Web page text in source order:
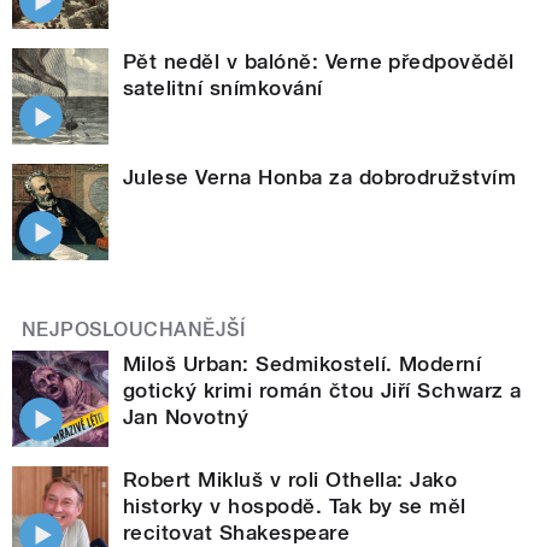
Pět neděl v balóně: Verne předpověděl
satelitní snímkování
Julese Verna Honba za dobrodružstvím
NEJPOSLOUCHANĚJŠÍ
Miloš Urban: Sedmikostelí. Moderní
gotický krimi román čtou Jiří Schwarz a
Jan Novotný
Robert Mikluš v roli Othella: Jako
historky v hospodě. Tak by se měl
recitovat Shakespeare